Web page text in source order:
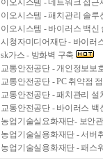
이오시스템 - 네트워크 접
이오시스템 - 패치관리 솔루
이오시스템 - 바이러스 백
시청자미디어재단 - 바이러
sk가스 - 방화벽 구축
교통안전공단 - 개인정보보
교통안전공단 - PC 취약점
교통안전공단 - 패치관리
교통안전공단 - 바이러스 백
농업기술실요화재단- 보안
농업기술실용화재단 - 서버
농업기술실용화재단 - 패스